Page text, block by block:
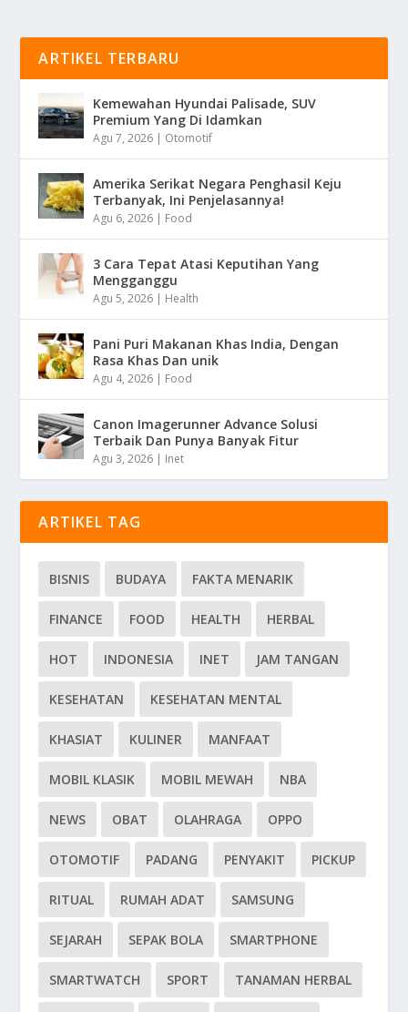
ARTIKEL TERBARU
Kemewahan Hyundai Palisade, SUV
Premium Yang Di Idamkan
Agu 7, 2026 | Otomotif
Amerika Serikat Negara Penghasil Keju
Terbanyak, Ini Penjelasannya!
Agu 6, 2026 | Food
3 Cara Tepat Atasi Keputihan Yang
Mengganggu
Agu 5, 2026 | Health
Pani Puri Makanan Khas India, Dengan
Rasa Khas Dan unik
Agu 4, 2026 | Food
Canon Imagerunner Advance Solusi
Terbaik Dan Punya Banyak Fitur
Agu 3, 2026 | Inet
ARTIKEL TAG
BISNIS BUDAYA FAKTA MENARIK
FINANCE FOOD HEALTH HERBAL
HOT INDONESIA INET JAM TANGAN
KESEHATAN KESEHATAN MENTAL
KHASIAT KULINER MANFAAT
MOBIL KLASIK MOBIL MEWAH NBA
NEWS OBAT OLAHRAGA OPPO
OTOMOTIF PADANG PENYAKIT PICKUP
RITUAL RUMAH ADAT SAMSUNG
SEJARAH SEPAK BOLA SMARTPHONE
SMARTWATCH SPORT TANAMAN HERBAL